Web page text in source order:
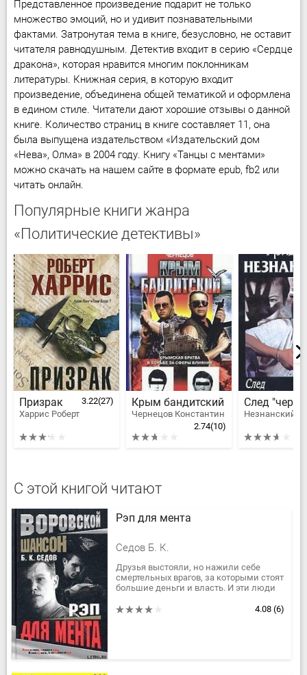
Представленное произведение подарит не только
множество эмоций, но и удивит познавательными
фактами. Затронутая тема в книге, безусловно, не оставит
читателя равнодушным. Детектив входит в серию «Сердце
дракона», которая нравится многим поклонникам
литературы. Книжная серия, в которую входит
произведение, объединена общей тематикой и оформлена
в едином стиле. Читатели дают хорошие отзывы о данной
книге. Количество страниц в книге составляет 11, она
была выпущена издательством «Издательский дом
«Нева», Олма» в 2004 году. Книгу «Танцы с ментами»
можно скачать на нашем сайте в формате epub, fb2 или
читать онлайн.
Популярные книги жанра
«Политические детективы»
Призрак
Харрис Роберт
3.22(27) Крым бандитский
Чернецов Константин
2.74(10)
С этой книгой читают
Рэп для мента
Седов Б. К.
Друзья выстояли, но нажили себе
смертельных врагов, за которыми стоят
большие деньги и власть. И эти люди
планам. За друзьями...
4.08 (6)